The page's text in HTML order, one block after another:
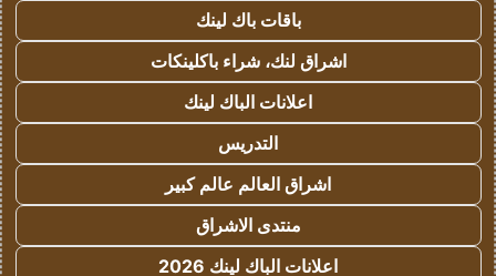
باقات باك لينك
اشراق لنك، شراء باكلينكات
اعلانات الباك لينك
التدريس
اشراق العالم عالم كبير
منتدى الاشراق
اعلانات الباك لينك 2026